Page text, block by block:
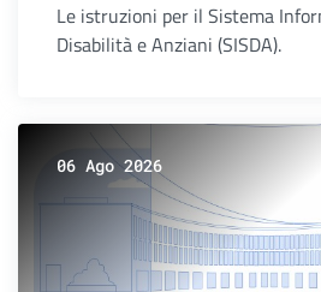
Le istruzioni per il Sistema
Disabilità e Anziani (SISDA).
06 Ago 2026